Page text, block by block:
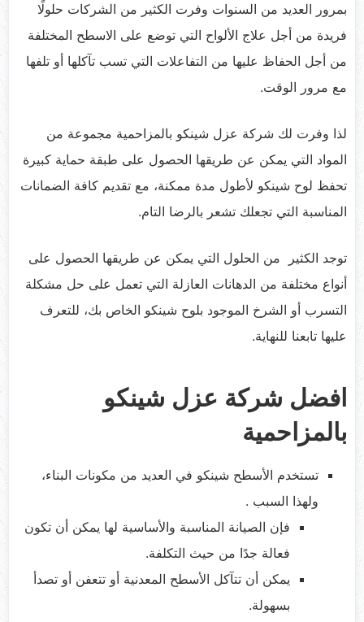
بمرور العديد من السنوات وفرت الكثير من الشركات حلولًا
فريدة من أجل علاج الألواح التي توضع على الاسطح المختلفة
من أجل الحفاظ عليها من التفاعلات التي تسب تآكلها أو تلفها
مع مرور الوقت.
لذا وفرت لك شركة عزل شينكو بالمزاحمية مجموعة من
المواد التي يمكن عن طريقها الحصول على طبقة حماية كبيرة
تحفظ لوح شينكو لأطول مدة ممكنة، مع تقديم كافة الضمانات
المناسبة التي تجعلك تشعر بالرضا التام.
توجد الكثير من الحلول التي يمكن عن طريقها الحصول على
أنواع مختلفة من الدهانات العازلة التي تعمل على حل مشكلة
التسرب أو الشرخ الموجود بلوح شينكو الخاص بك، للتعرف
عليها تابعنا للنهاية.
افضل شركة عزل شينكو
بالمزاحمية
تستخدم الأسطح شينكو في العديد من مكونات البناء،
ولهذا السبب .
فإن الصيانة المناسبة والأساسية لها يمكن أن تكون
فعالة جدًا من حيث التكلفة.
يمكن أن تتآكل الأسطح المعدنية أو تتعفن أو تصدأ
بسهولة.